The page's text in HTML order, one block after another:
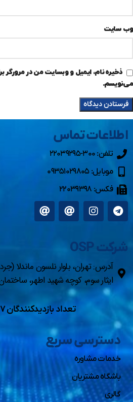
وب‌ سایت
ذخیره نام، ایمیل و وبسایت من در مرورگر
می‌نویسم.
اطلاعات تماس
تلفن: ۳۰۰-۲۲۰۳۹۲۹۵
موبایل: ۰۹۳۵۱۰۲۹۸۰۵
فکس: ۲۲۰۳۹۳۹۸
شرکت OSP
آدرس: تهران، بلوار نلسون ماندلا
ایثار سوم، کوچه شهید اطهر، ساختمان شماره ۳۰
تعداد بازدیدکنندگان ۴۹۰۳۰۷ نفر
دسترسی سریع
خدمات مشاوره
باشگاه مشتریان
گالری